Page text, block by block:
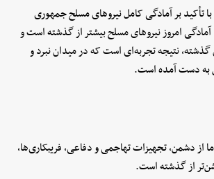
تأکید بر آمادگی کامل نیروهای مسلح جمهوری
آمادگی امروز نیروهای مسلح بیشتر از گذشته است و
گذشته، نتیجه تجربه‌ای است که در میدان نبرد و
به دست آمده است.
از دشمن، تجهیزات تهاجمی و دفاعی، فریبکاری‌ها،
از گذشته است.